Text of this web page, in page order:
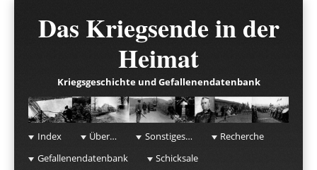
Das Kriegsende in der
Heimat
Kriegsgeschichte und Gefallenendatenbank
☰Menu
Skip to content
Index Über… Sonstiges…
Recherche
Gefallenendatenbank
Schicksale